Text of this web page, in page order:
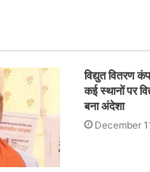
विद्युत वितरण
कई स्थानों पर
बना अंदेशा
December